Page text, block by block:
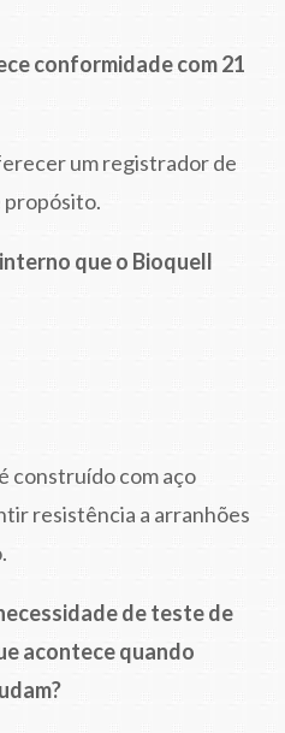
conformidade com 21
um registrador de
propósito.
que o Bioquell
construído com aço
resistência a arranhões
de teste de
acontece quando